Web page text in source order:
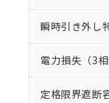
瞬時引き外し
電力損失（3相
定格限界遮断